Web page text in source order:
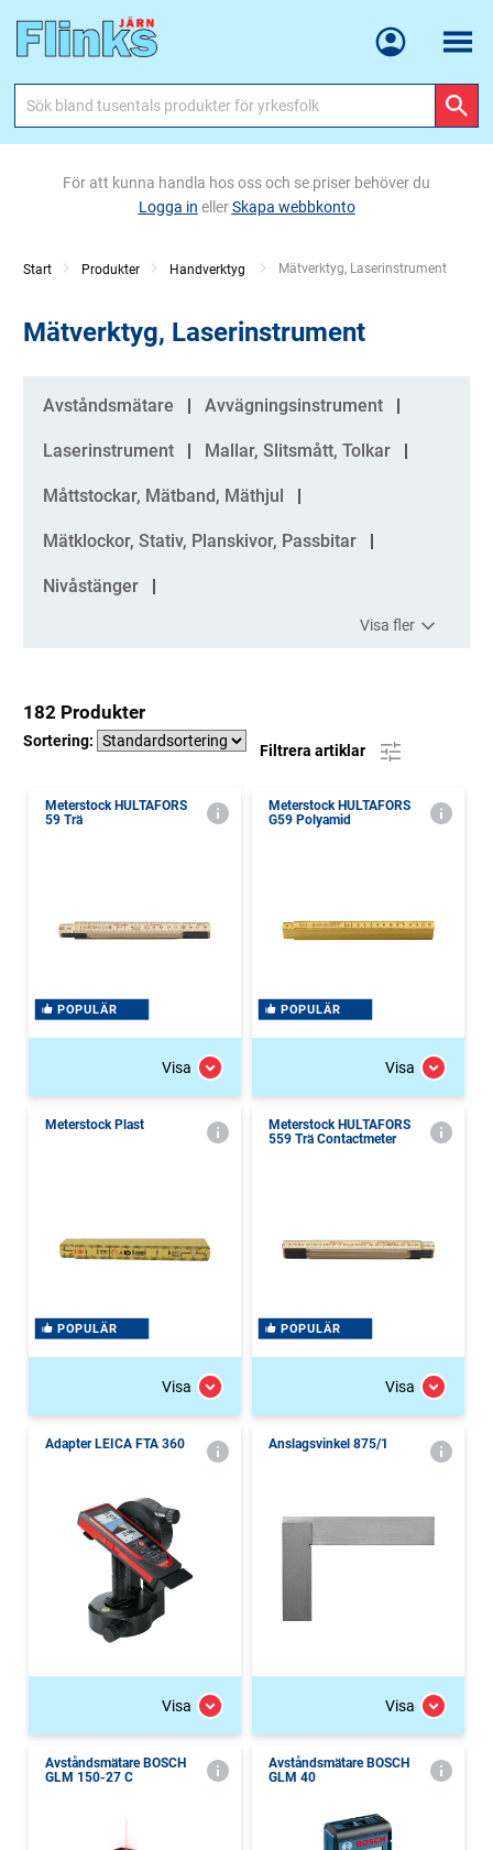
Meny
För att kunna handla hos oss och se priser behöver du
Logga in ellerSkapa webbkonto
Start Produkter Handverktyg Current:
Mätverktyg, Laserinstrument
Mätverktyg, Laserinstrument
Kategorier
Avståndsmätare Avvägningsinstrument
Laserinstrument Mallar, Slitsmått, Tolkar
Måttstockar, Mätband, Mäthjul
Mätklockor, Stativ, Planskivor, Passbitar
Nivåstänger
Visa fler
182 Produkter
Sortering:
Filtrera artiklar
Meterstock HULTAFORS
59 Trä
POPULÄR
Visa
Meterstock HULTAFORS
G59 Polyamid
POPULÄR
Visa
Meterstock Plast
POPULÄR
Visa
Meterstock HULTAFORS
559 Trä Contactmeter
POPULÄR
Visa
Adapter LEICA FTA 360
Visa
Anslagsvinkel 875/1
Visa
Avståndsmätare BOSCH
GLM 150-27 C
Avståndsmätare BOSCH
GLM 40